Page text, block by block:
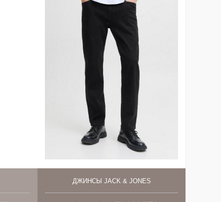
ДЖИНСЫ JACK & JONES